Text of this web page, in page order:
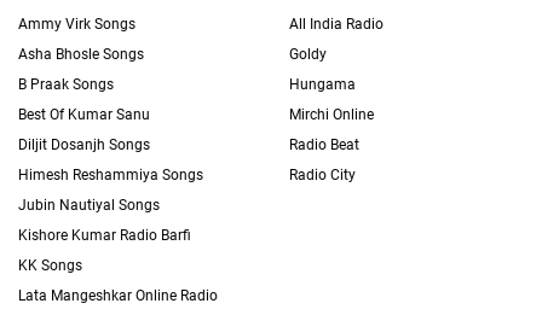
Ammy Virk Songs
Asha Bhosle Songs
B Praak Songs
Best Of Kumar Sanu
Diljit Dosanjh Songs
Himesh Reshammiya Songs
Jubin Nautiyal Songs
Kishore Kumar Radio Barfi
KK Songs
Lata Mangeshkar Online Radio
All India Radio
Goldy
Hungama
Mirchi Online
Radio Beat
Radio City